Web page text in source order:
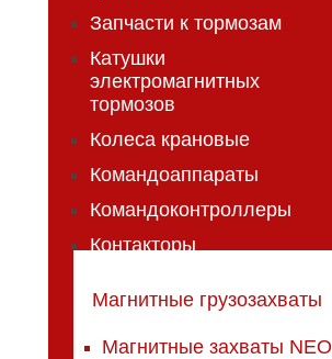
Запчасти к тормозам
Катушки
электромагнитных
тормозов
Колеса крановые
Командоаппараты
Командоконтроллеры
Контакторы
Магнитные грузозахваты
Магнитные захваты NEO